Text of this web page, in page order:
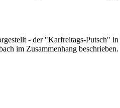
- der "Karfreitags-Putsch"
im Zusammenhang beschrieben.